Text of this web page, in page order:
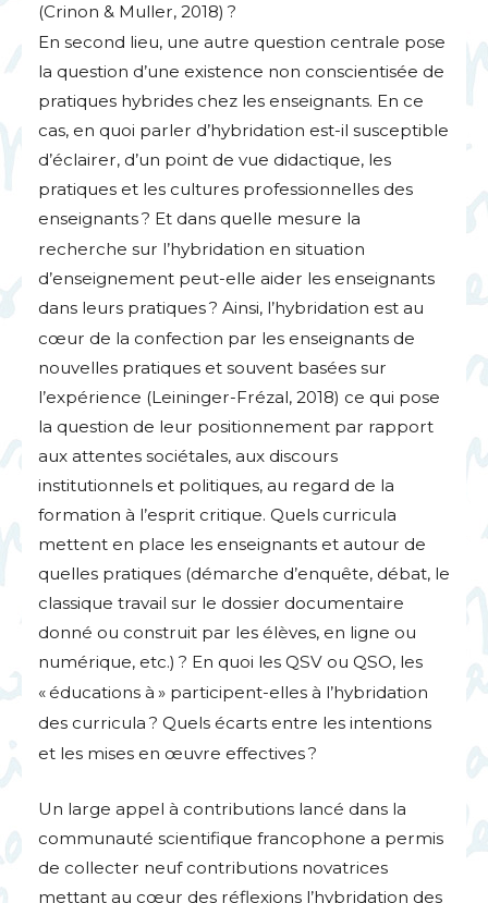
(Crinon & Muller, 2018) ?
En second lieu, une autre question centrale pose
la question d’une existence non conscientisée de
pratiques hybrides chez les enseignants. En ce
cas, en quoi parler d’hybridation est-il susceptible
d’éclairer, d’un point de vue didactique, les
pratiques et les cultures professionnelles des
enseignants? Et dans quelle mesure la
recherche sur l’hybridation en situation
d’enseignement peut-elle aider les enseignants
dans leurs pratiques? Ainsi, l’hybridation est au
cœur de la confection par les enseignants de
nouvelles pratiques et souvent basées sur
l’expérience (Leininger-Frézal, 2018) ce qui pose
la question de leur positionnement par rapport
aux attentes sociétales, aux discours
institutionnels et politiques, au regard de la
formation à l’esprit critique. Quels curricula
mettent en place les enseignants et autour de
quelles pratiques (démarche d’enquête, débat, le
classique travail sur le dossier documentaire
donné ou construit par les élèves, en ligne ou
numérique, etc.) ? En quoi les QSV ou QSO, les
« éducations à » participent-elles à l’hybridation
des curricula ? Quels écarts entre les intentions
et les mises en œuvre effectives?
Un large appel à contributions lancé dans la
communauté scientifique francophone a permis
de collecter neuf contributions novatrices
mettant au cœur des réflexions l’hybridation des